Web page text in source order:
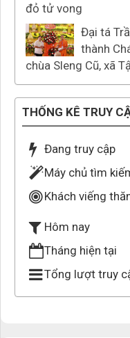
đỏ tử vong
Đại tá
thành
chùa Sleng Cũ, xã
THỐNG KÊ TRUY
Đang truy cập
Máy chủ tìm
Khách viếng
Hôm nay
Tháng hiện tại
Tổng lượt truy